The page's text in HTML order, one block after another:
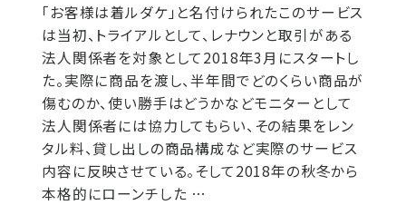
「お客様は着ルダケ」と名付けられたこのサービス
は当初、トライアルとして、レナウンと取引がある
法人関係者を対象として2018年3月にスタートし
た。実際に商品を渡し、半年間でどのくらい商品が
傷むのか、使い勝手はどうかなどモニターとして
法人関係者には協力してもらい、その結果をレン
タル料、貸し出しの商品構成など実際のサービス
内容に反映させている。そして2018年の秋冬から
本格的にローンチした …